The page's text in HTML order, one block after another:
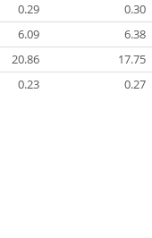
0.29
0.30
6.09
6.38
20.86
17.75
0.23 0.27